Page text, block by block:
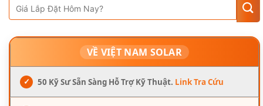
VỀ VIỆT NAM SOLAR
✓ 50 Kỹ Sư Sẵn Sàng Hỗ Trợ Kỹ Thuật. Link Tra Cứu